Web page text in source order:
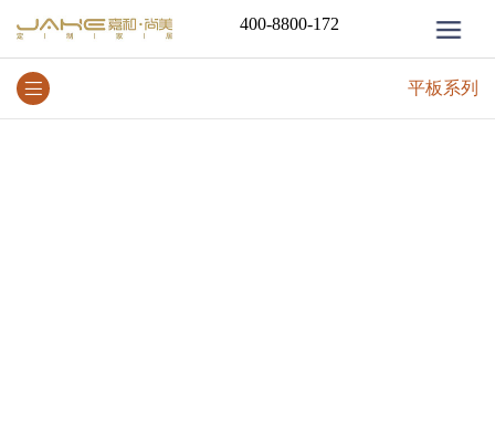
400-8800-172
平板系列